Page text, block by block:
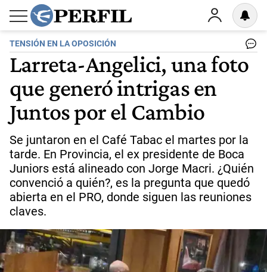
TENSIÓN EN LA OPOSICIÓN
Larreta-Angelici, una foto
que generó intrigas en
Juntos por el Cambio
Se juntaron en el Café Tabac el martes por la
tarde. En Provincia, el ex presidente de Boca
Juniors está alineado con Jorge Macri. ¿Quién
convenció a quién?, es la pregunta que quedó
abierta en el PRO, donde siguen las reuniones
claves.